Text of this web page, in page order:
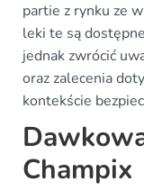
partie z rynku ze
leki te są
jednak zwrócić
oraz zalecenia
kontekście
Champix